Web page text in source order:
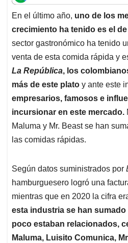
t
s
A
p
p
e
b
o
o
k
k
e
d
I
n
i
l
e
a
d
s
En el último año, uno de los
crecimiento ha tenido es el
sector gastronómico ha tenido
venta de esta comida rápida y
La República, los
más de este plato y ante este
empresarios, famosos e
incursionar en este mercado.
Maluma y Mr. Beast se han
las comidas rápidas.
Según datos suministrados por
hamburguesero logró una
mientras que en 2020 la cifra
esta industria se han
poco estaban relacionados,
Maluma, Luisito Comunica,